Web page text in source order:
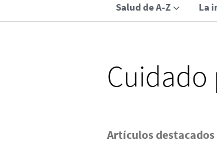
Salud de A-Z La
Artículos